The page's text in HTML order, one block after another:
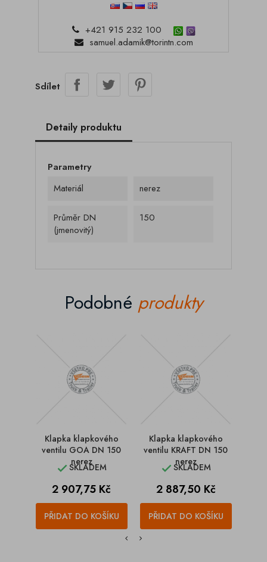
+421 915 232 100
samuel.adamik@torintn.com
Sdílet
Detaily produktu
Parametry
Materiál
nerez
Průměr DN
(jmenovitý)
150
Podobné produkty
Klapka klapkového
ventilu GOA DN 150
nerez
SKLADEM
Cena
2 907,75 Kč
PŘIDAT DO KOŠÍKU
Klapka klapkového
ventilu KRAFT DN 150
nerez
SKLADEM
Cena
2 887,50 Kč
PŘIDAT DO KOŠÍKU